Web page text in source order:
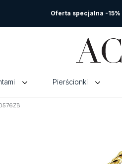
Oferta specjalna -15%
Pierścionki